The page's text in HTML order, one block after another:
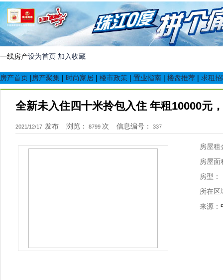
一线房产设为首页 加入收藏
房产首页 |房产聚集 | 时尚家居 | 楼市政策 | 置业指南 | 楼盘推荐 | 求租
全新未入住四十米拎包入住 年租10000元
2021/12/17 发布 浏览： 8799 次 信息编号： 337
房屋租
房屋面
房型：
所在区
来源：